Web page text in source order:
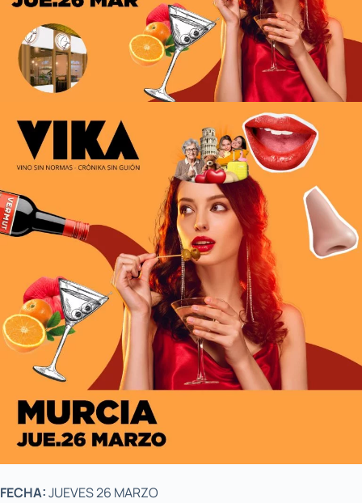
FECHA:JUEVES 26 MARZO